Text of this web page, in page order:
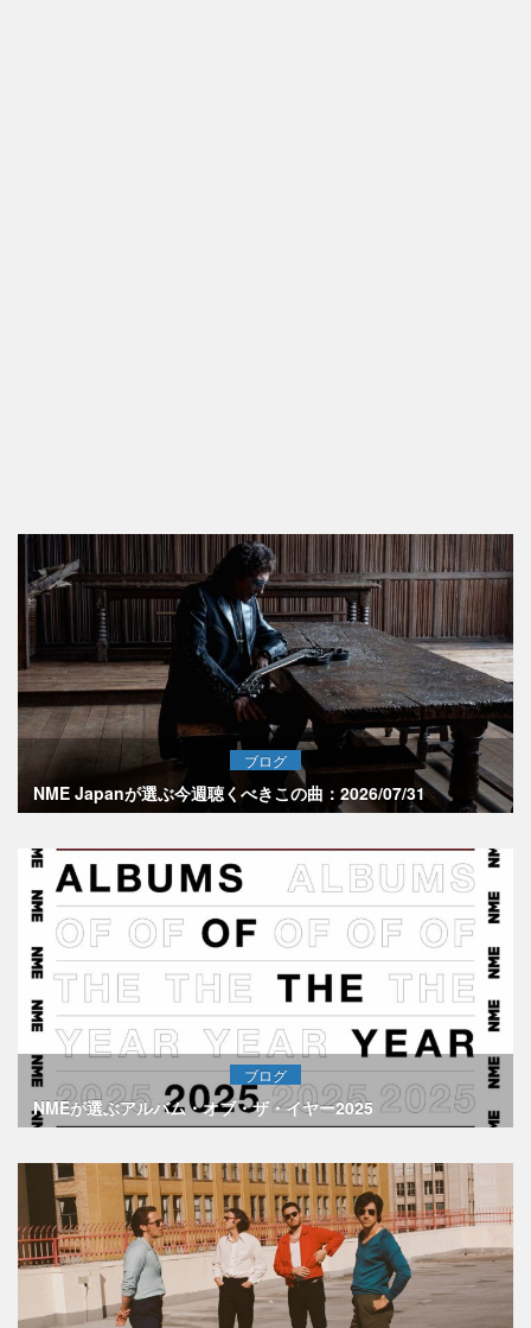
ブログ
NME Japanが選ぶ今週聴くべきこの曲：2026/07/31
ブログ
NMEが選ぶアルバム・オブ・ザ・イヤー2025